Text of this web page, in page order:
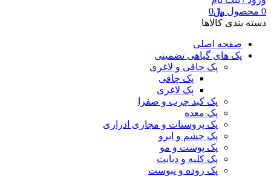
0 محصول ﷼0
دسته بندی کالاها
صفحه اصلی
پک های گیاهی تضمینی
پک چاقی و لاغری
پک چاقی
پک لاغری
پک کبد چرب و صفرا
پک معده
پک پروستات و مجاری ادراری
پک چشم و ابرو
پک پوست و مو
پک کلیه و دیابت
پک روده و یبوست